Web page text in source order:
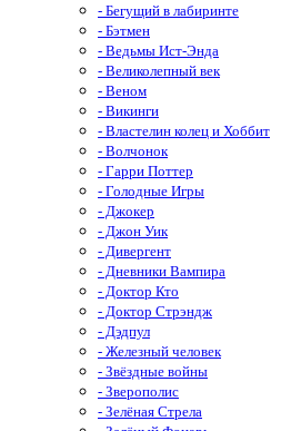
- Бегущий в лабиринте
- Бэтмен
- Ведьмы Ист-Энда
- Великолепный век
- Веном
- Викинги
- Властелин колец и Хоббит
- Волчонок
- Гарри Поттер
- Голодные Игры
- Джокер
- Джон Уик
- Дивергент
- Дневники Вампира
- Доктор Кто
- Доктор Стрэндж
- Дэдпул
- Железный человек
- Звёздные войны
- Зверополис
- Зелёная Стрела